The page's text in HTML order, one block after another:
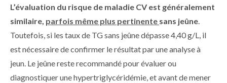
L’évaluation du risque de maladie CV est généralement
similaire, parfois même plus pertinente sans jeûne.
Toutefois, si les taux de TG sans jeûne dépasse 4,40 g/L, il
est nécessaire de confirmer le résultat par une analyse à
jeun. Le jeûne reste recommandé pour évaluer ou
diagnostiquer une hypertriglycéridémie, et avant de mener